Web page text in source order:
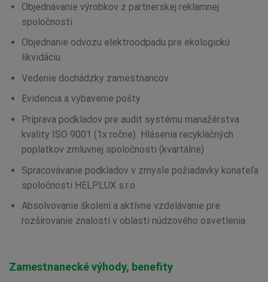
Objednávanie výrobkov z partnerskej reklamnej
spoločnosti
Objednanie odvozu elektroodpadu pre ekologickú
likvidáciu
Vedenie dochádzky zamestnancov
Evidencia a vybavenie pošty
Príprava podkladov pre audit systému manažérstva
kvality ISO 9001 (1x ročne) Hlásenia recyklačných
poplatkov zmluvnej spoločnosti (kvartálne)
Spracovávanie podkladov v zmysle požiadavky konateľa
spoločnosti HELPLUX s.r.o.
Absolvovanie školení a aktívne vzdelávanie pre
rozširovanie znalostí v oblasti núdzového osvetlenia
Zamestnanecké výhody, benefity